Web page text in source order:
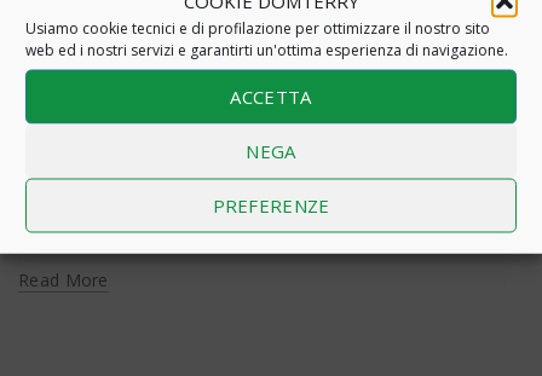
Usiamo cookie tecnici e di profilazione per ottimizzare il nostro sito
web ed i nostri servizi e garantirti un'ottima esperienza di navigazione.
ACCETTA
NEGA
PREFERENZE
Salute e Benessere
Come mantenersi in salute durante il
cambio stagione
Ormai ci siamo, stiamo entrando nel periodo dell’anno
un'ora, le giornate si accorciano e le temperature
iniziano a scendere.Forse...
Read More